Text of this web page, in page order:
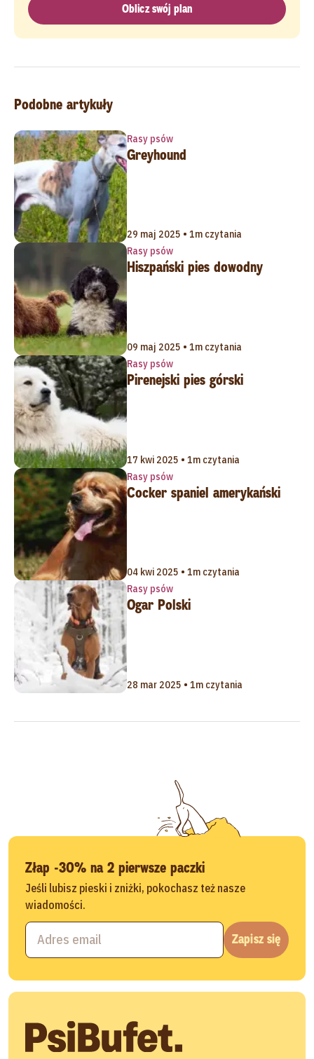
Oblicz swój plan
Podobne artykuły
Rasy psów
Greyhound
29 maj 2025 • 1m czytania
Rasy psów
Hiszpański pies dowodny
09 maj 2025 • 1m czytania
Rasy psów
Pirenejski pies górski
17 kwi 2025 • 1m czytania
Rasy psów
Cocker spaniel amerykański
04 kwi 2025 • 1m czytania
Rasy psów
Ogar Polski
28 mar 2025 • 1m czytania
Złap -30% na 2 pierwsze paczki
Jeśli lubisz pieski i zniżki, pokochasz też nasze
wiadomości.
Zapisz się